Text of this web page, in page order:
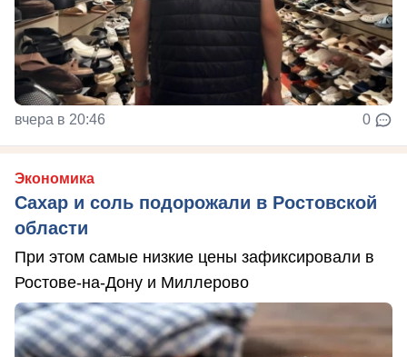
вчера в 20:46 0
Экономика
Сахар и соль подорожали в Ростовской
области
При этом самые низкие цены зафиксировали в
Ростове-на-Дону и Миллерово